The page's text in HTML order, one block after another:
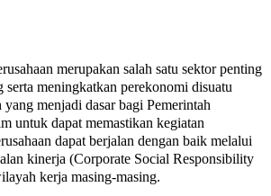
merupakan salah satu sektor penting
serta meningkatkan perekonomi disuatu
yang menjadi dasar bagi Pemerintah
untuk dapat memastikan kegiatan
dapat berjalan dengan baik melalui
kinerja (Corporate Social Responsibility
kerja masing-masing.